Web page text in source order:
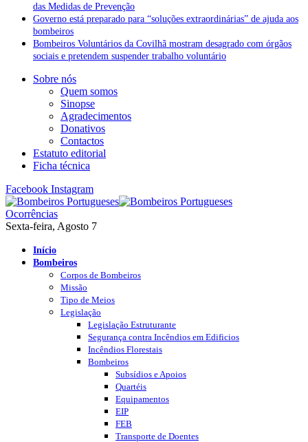
das Medidas de Prevenção
Governo está preparado para “soluções extraordinárias” de ajuda aos
bombeiros
Bombeiros Voluntários da Covilhã mostram desagrado com órgãos
sociais e pretendem suspender trabalho voluntário
Sobre nós
Quem somos
Sinopse
Agradecimentos
Donativos
Contactos
Estatuto editorial
Ficha técnica
Facebook Instagram
Ocorrências
Sexta-feira, Agosto 7
Início
Bombeiros
Corpos de Bombeiros
Missão
Tipo de Meios
Legislação
Legislação Estruturante
Segurança contra Incêndios em Edificios
Incêndios Florestais
Bombeiros
Subsídios e Apoios
Quartéis
Equipamentos
EIP
FEB
Transporte de Doentes